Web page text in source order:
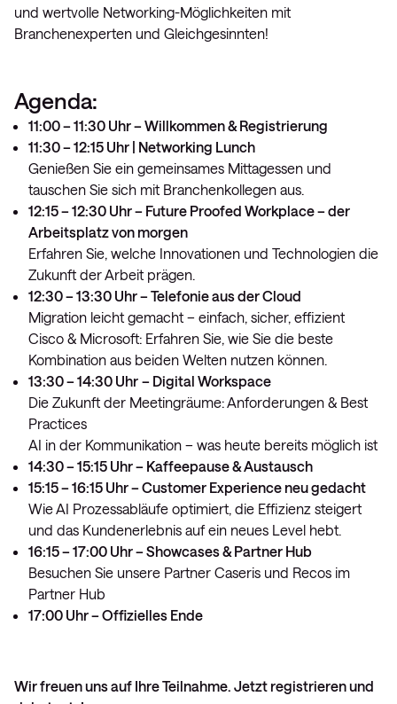
und wertvolle Networking-Möglichkeiten mit
Branchenexperten und Gleichgesinnten!
Agenda:
11:00 – 11:30 Uhr – Willkommen & Registrierung
11:30 – 12:15 Uhr | Networking Lunch
Genießen Sie ein gemeinsames Mittagessen und
tauschen Sie sich mit Branchenkollegen aus.
12:15 – 12:30 Uhr – Future Proofed Workplace – der
Arbeitsplatz von morgen
Erfahren Sie, welche Innovationen und Technologien die
Zukunft der Arbeit prägen.
12:30 – 13:30 Uhr – Telefonie aus der Cloud
Migration leicht gemacht – einfach, sicher, effizient
Cisco & Microsoft: Erfahren Sie, wie Sie die beste
Kombination aus beiden Welten nutzen können.
13:30 – 14:30 Uhr – Digital Workspace
Die Zukunft der Meetingräume: Anforderungen & Best
Practices
AI in der Kommunikation – was heute bereits möglich ist
14:30 – 15:15 Uhr – Kaffeepause & Austausch
15:15 – 16:15 Uhr – Customer Experience neu gedacht
Wie AI Prozessabläufe optimiert, die Effizienz steigert
und das Kundenerlebnis auf ein neues Level hebt.
16:15 – 17:00 Uhr – Showcases & Partner Hub
Besuchen Sie unsere Partner Caseris und Recos im
Partner Hub
17:00 Uhr – Offizielles Ende
Wir freuen uns auf Ihre Teilnahme. Jetzt registrieren und